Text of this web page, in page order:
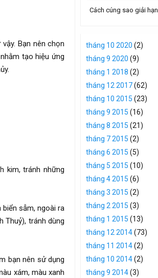
Bạn nên chọn
tạo hiệu ứng
kim, tránh những
sẫm, ngoài ra
Thuỷ), tránh dùng
bạn nên sử dụng
xám, màu xanh
Cách cúng sao giải hạn
tháng 10 2020 (2)
tháng 9 2020 (9)
tháng 1 2018 (2)
tháng 12 2017(62)
tháng 10 2015 (23)
tháng 9 2015 (16)
tháng 8 2015 (21)
tháng 7 2015 (2)
tháng 6 2015 (5)
tháng 5 2015 (10)
tháng 4 2015 (6)
tháng 3 2015 (2)
tháng 2 2015 (3)
tháng 1 2015 (13)
tháng 12 2014(73)
tháng 11 2014(2)
tháng 10 2014(2)
tháng 9 2014(3)